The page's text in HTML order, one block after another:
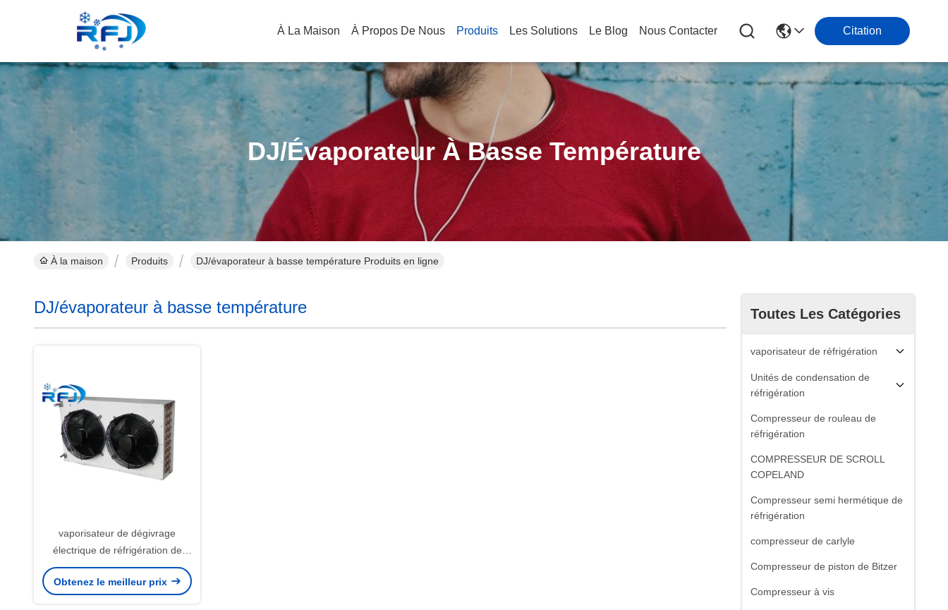
À La Maison À Propos De Nous Produits Les Solutions Le Blog Nous Contacter Citation
DJ/évaporateur À Basse Température
À la maison Produits DJ/évaporateur à basse température Produits en ligne
Toutes Les Catégories
vaporisateur de réfrigération
Unités de condensation de
réfrigération
Compresseur de rouleau de
réfrigération
COMPRESSEUR DE SCROLL
COPELAND
Compresseur semi hermétique de
réfrigération
compresseur de carlyle
Compresseur de piston de Bitzer
Compresseur à vis
DJ/évaporateur à basse température
vaporisateur de dégivrage
électrique de réfrigération de
15HP DJ17.9/105 pour la basse
température storage17900 froid
Obtenez le meilleur prix